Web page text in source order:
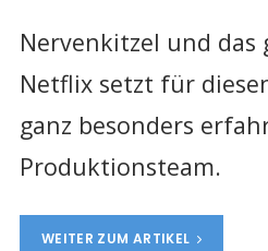
Nervenkitzel und das
Netflix setzt für
ganz besonders
Produktionsteam.
WEITER ZUM ARTIKEL